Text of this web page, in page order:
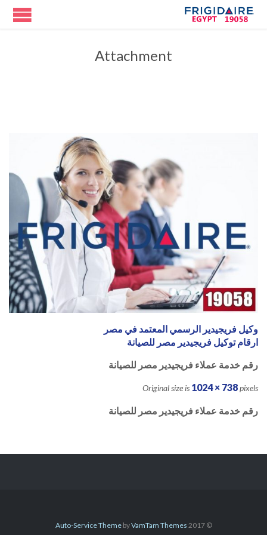
Attachment
وكيل فريجيدير الرسمي المعتمد في مصر
ارقام توكيل فريجيدير مصر للصيانة
رقم خدمة عملاء فريجيدير مصر للصيانة
Original size is 1024 × 738pixels
رقم خدمة عملاء فريجيدير مصر للصيانة
© 2017
Auto-Service ThemebyVamTam Themes